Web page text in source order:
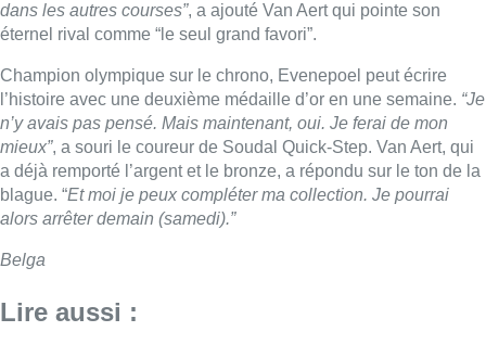
dans les autres courses”, a ajouté Van Aert qui pointe son
éternel rival comme “le seul grand favori”.
Champion olympique sur le chrono, Evenepoel peut écrire
l’histoire avec une deuxième médaille d’or en une semaine. “Je
n’y avais pas pensé. Mais maintenant, oui. Je ferai de mon
mieux”, a souri le coureur de Soudal Quick-Step. Van Aert, qui
a déjà remporté l’argent et le bronze, a répondu sur le ton de la
blague. “Et moi je peux compléter ma collection. Je pourrai
alors arrêter demain (samedi).”
Belga
Lire aussi :